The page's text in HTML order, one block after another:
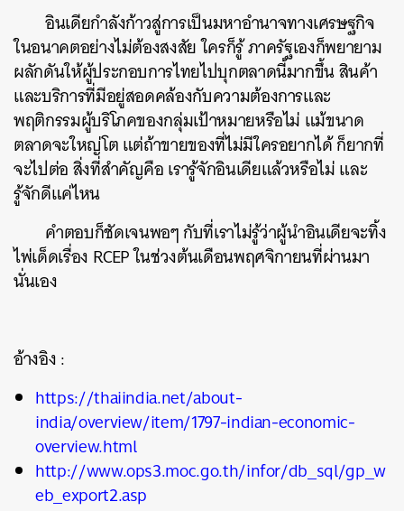
อินเดียกำลังก้าวสู่การเป็นมหาอำนาจทางเศรษฐกิจ
ในอนาคตอย่างไม่ต้องสงสัย ใครก็รู้ ภาครัฐเองก็พยายาม
ผลักดันให้ผู้ประกอบการไทยไปบุกตลาดนี้มากขึ้น สินค้า
และบริการที่มีอยู่สอดคล้องกับความต้องการและ
พฤติกรรมผู้บริโภคของกลุ่มเป้าหมายหรือไม่ แม้ขนาด
ตลาดจะใหญ่โต แต่ถ้าขายของที่ไม่มีใครอยากได้ ก็ยากที่
จะไปต่อ สิ่งที่สำคัญคือ เรารู้จักอินเดียแล้วหรือไม่ และ
รู้จักดีแค่ไหน
คำตอบก็ชัดเจนพอๆ กับที่เราไม่รู้ว่าผู้นำอินเดียจะทิ้ง
ไพ่เด็ดเรื่อง RCEP ในช่วงต้นเดือนพฤศจิกายนที่ผ่านมา
นั่นเอง
อ้างอิง :
https://thaiindia.net/about-
india/overview/item/1797-indian-economic-
overview.html
http://www.ops3.moc.go.th/infor/db_sql/gp_w
eb_export2.asp